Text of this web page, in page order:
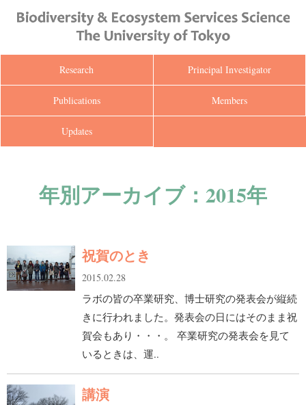
Research Principal Investigator
Publications Members
Updates
年別アーカイブ：2015年
祝賀のとき
2015.02.28
ラボの皆の卒業研究、博士研究の発表会が縦続
きに行われました。発表会の日にはそのまま祝
賀会もあり・・・。 卒業研究の発表会を見て
いるときは、運..
講演